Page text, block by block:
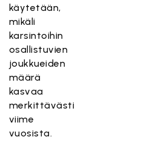
käytetään,
mikäli
karsintoihin
osallistuvien
joukkueiden
määrä
kasvaa
merkittävästi
viime
vuosista.